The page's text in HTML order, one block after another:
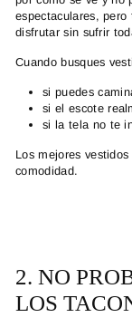
espectaculares,
disfrutar sin sufrir
Cuando busques
si puedes
si el escote
si la tela no te
Los mejores
comodidad.
2. NO
LOS